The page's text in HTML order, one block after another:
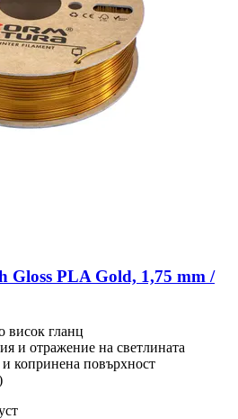
Gloss PLA Gold, 1,75 mm /
висок гланц
и отражение на светлината
копринена повърхност